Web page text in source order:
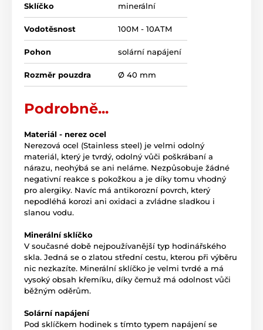
Sklíčko minerální
Vodotěsnost 100M - 10ATM
Pohon solární napájení
Rozměr pouzdra Ø 40 mm
Podrobně...
Materiál - nerez ocel
Nerezová ocel (Stainless steel) je velmi odolný
materiál, který je tvrdý, odolný vůči poškrábaní a
nárazu, neohýbá se ani neláme. Nezpůsobuje žádné
negativní reakce s pokožkou a je díky tomu vhodný
pro alergiky. Navíc má antikorozní povrch, který
nepodléhá korozi ani oxidaci a zvládne sladkou i
slanou vodu.
Minerální sklíčko
V současné době nejpoužívanější typ hodinářského
skla. Jedná se o zlatou střední cestu, kterou při výběru
nic nezkazíte. Minerální sklíčko je velmi tvrdé a má
vysoký obsah křemíku, díky čemuž má odolnost vůči
běžným oděrům.
Solární napájení
Pod sklíčkem hodinek s tímto typem napájení se